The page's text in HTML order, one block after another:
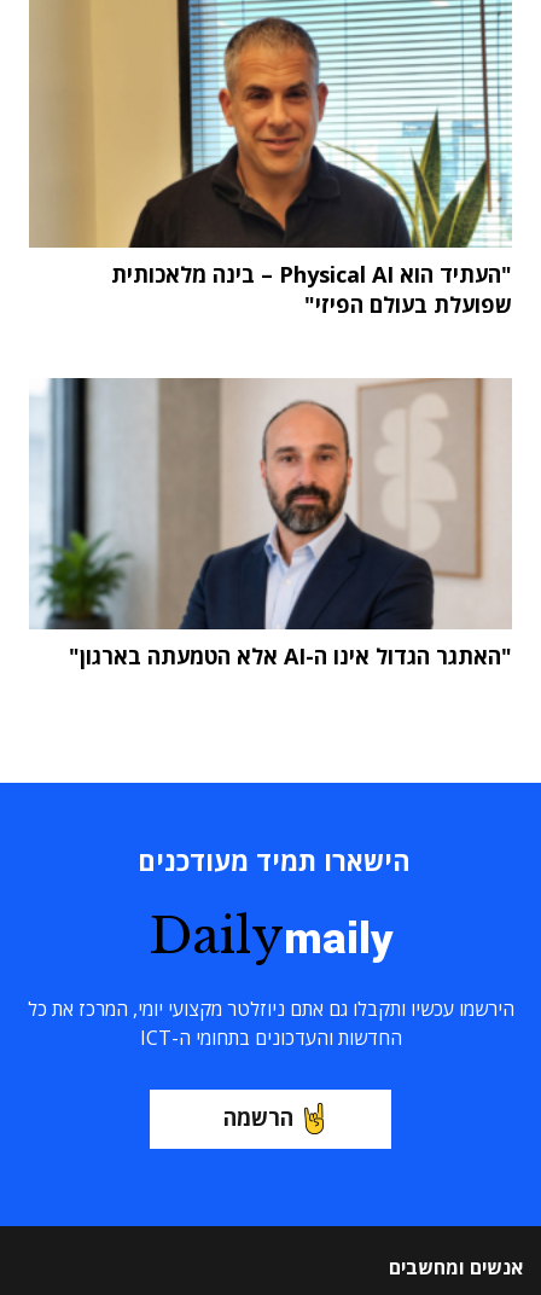
"העתיד הוא Physical AI – בינה מלאכותית
שפועלת בעולם הפיזי"
"האתגר הגדול אינו ה-AI אלא הטמעתה בארגון"
הישארו תמיד מעודכנים
Dailymaily
הירשמו עכשיו ותקבלו גם אתם ניוזלטר מקצועי יומי, המרכז את כל
החדשות והעדכונים בתחומי ה-ICT
הרשמה
אנשים ומחשבים